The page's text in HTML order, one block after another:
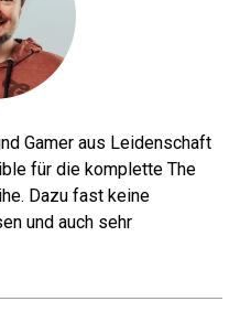
Gamer aus Leidenschaft
für die komplette The
Dazu fast keine
und auch sehr